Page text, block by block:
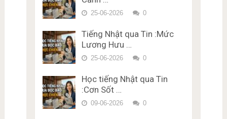
Phí Karimen 10 câu Đề 5
25-06-2026 0
Tiếng Nhật qua Tin :Mức
Lương Hưu …
25-06-2026 0
Học tiếng Nhật qua Tin
:Cơn Sốt …
09-06-2026 0